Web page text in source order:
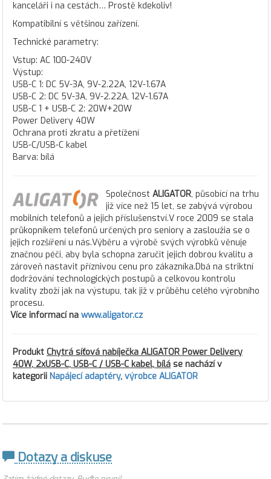
kanceláři i na cestách… Prostě kdekoliv!
Kompatibilní s většinou zařízení.
Technické parametry:
Vstup: AC 100-240V
Výstup:
USB-C 1: DC 5V-3A, 9V-2.22A, 12V-1.67A
USB-C 2: DC 5V-3A, 9V-2.22A, 12V-1.67A
USB-C 1 + USB-C 2: 20W+20W
Power Delivery 40W
Ochrana proti zkratu a přetížení
USB-C/USB-C kabel
Barva: bílá
Společnost ALIGATOR, působící na trhu
již více než 15 let, se zabývá výrobou
mobilních telefonů a jejich příslušenství.V roce 2009 se stala
průkopníkem telefonů určených pro seniory a zasloužia se o
jejich rozšíření u nás.Výběru a výrobě svých výrobků věnuje
značnou péči, aby byla schopna zaručit jejich dobrou kvalitu a
zároveň nastavit příznivou cenu pro zákazníka.Dbá na striktní
dodržování technologických postupů a celkovou kontrolu
kvality zboží jak na výstupu, tak již v průběhu celého výrobního
procesu.
Více informací na www.aligator.cz
Produkt Chytrá síťová nabíječka ALIGATOR Power Delivery
40W, 2xUSB-C, USB-C / USB-C kabel, bílá se nachází v
kategorii Napájecí adaptéry, výrobce ALIGATOR
Dotazy a diskuse